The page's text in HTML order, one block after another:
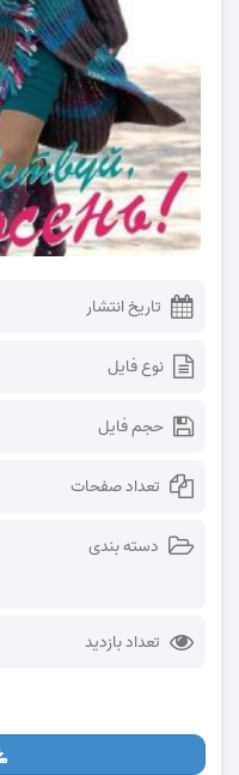
تاریخ انتشار
نوع فایل
حجم فایل
تعداد صفحات
دسته بندی
تعداد بازدید